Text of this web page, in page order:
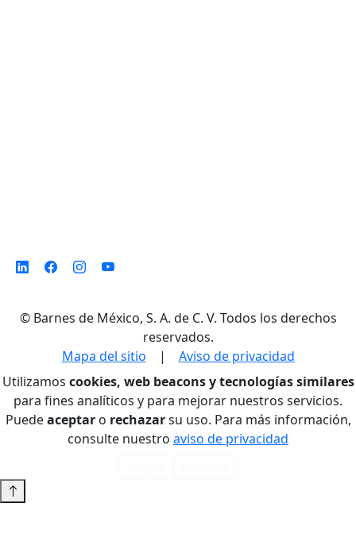
© Barnes de México, S. A. de C. V. Todos los derechos
reservados.
Mapa del sitio | Aviso de privacidad
Utilizamos cookies, web beacons y tecnologías similares
para fines analíticos y para mejorar nuestros servicios.
Puedeaceptaro rechazarsu uso. Para más información,
consulte nuestro aviso de privacidad